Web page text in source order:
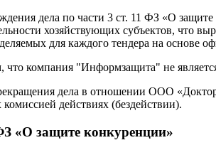
дела по части 3 ст. 11 ФЗ «О
хозяйствующих субъектов, что
для каждого тендера на основе
что компания "Информзащита" не
дела в отношении ООО «Доктор
действиях (бездействии).
«О защите конкуренции»